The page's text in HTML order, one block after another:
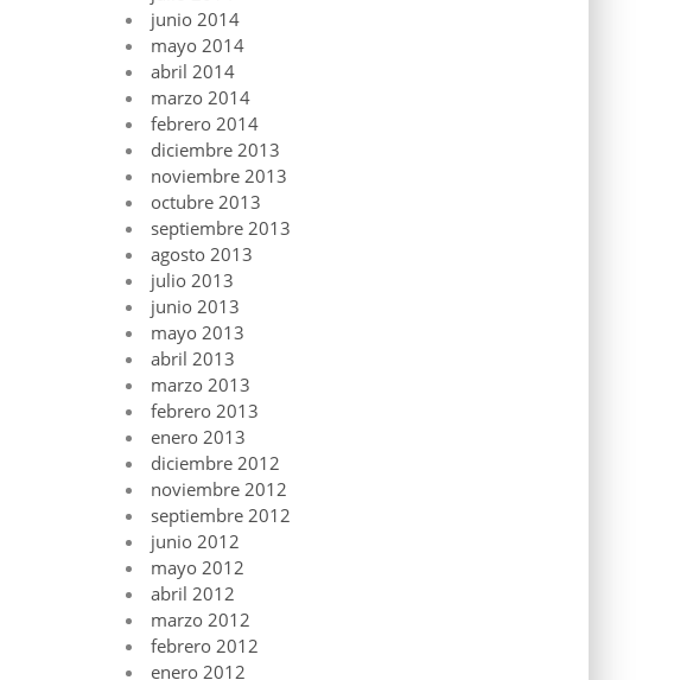
junio 2014
mayo 2014
abril 2014
marzo 2014
febrero 2014
diciembre 2013
noviembre 2013
octubre 2013
septiembre 2013
agosto 2013
julio 2013
junio 2013
mayo 2013
abril 2013
marzo 2013
febrero 2013
enero 2013
diciembre 2012
noviembre 2012
septiembre 2012
junio 2012
mayo 2012
abril 2012
marzo 2012
febrero 2012
enero 2012